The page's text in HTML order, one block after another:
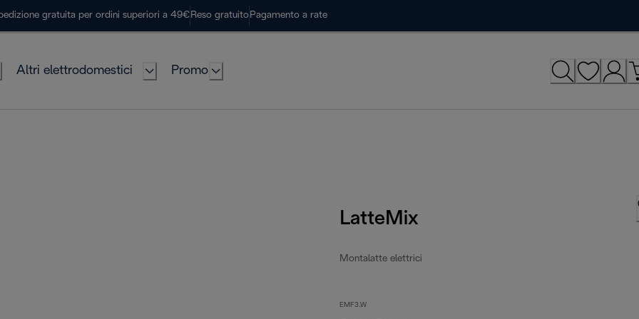
gratuita per ordini superiori a 49€ Reso gratuito Pagamento a rate
Altri elettrodomestici Promo
LatteMix
Montalatte elettrici
EMF3.W